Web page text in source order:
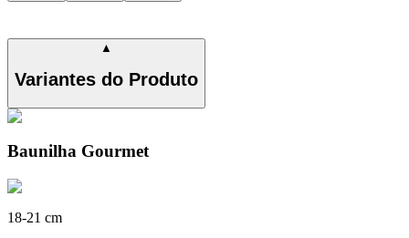
▲
Variantes do Produto
Baunilha Gourmet
18-21 cm